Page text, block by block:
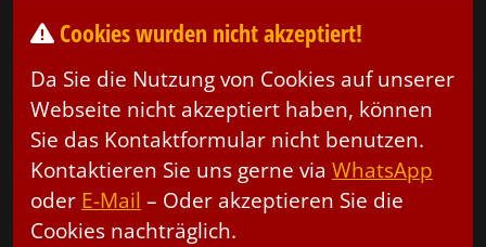
Cookies wurden nicht akzeptiert!
Da Sie die Nutzung von Cookies auf unserer
Webseite nicht akzeptiert haben, können
Sie das Kontaktformular nicht benutzen.
Kontaktieren Sie uns gerne via WhatsApp
oder E-Mail – Oder akzeptieren Sie die
Cookies nachträglich.